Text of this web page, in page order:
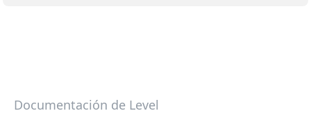
Documentación de Level